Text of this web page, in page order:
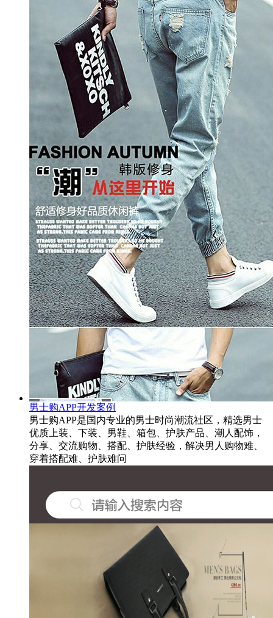
男士购APP开发案例
男士购APP是国内专业的男士时尚潮流社区，精选男士
优质上装、下装、男鞋、箱包、护肤产品、潮人配饰，
分享、交流购物、搭配、护肤经验，解决男人购物难、
穿着搭配难、护肤难问